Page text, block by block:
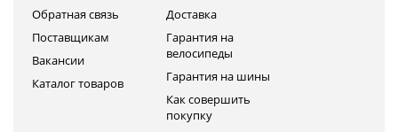
Обратная связь
Поставщикам
Вакансии
Каталог товаров
Доставка
Гарантия на
велосипеды
Гарантия на шины
Как совершить
покупку